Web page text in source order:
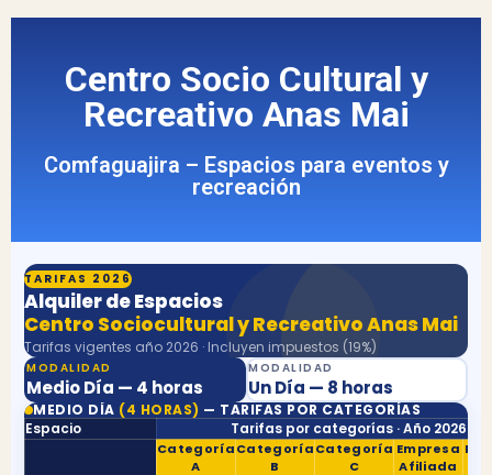
Centro Socio Cultural y
Recreativo Anas Mai
Comfaguajira – Espacios para eventos y
recreación
TARIFAS 2026
Alquiler de Espacios
Centro Sociocultural y Recreativo Anas Mai
Tarifas vigentes año 2026 · Incluyen impuestos (19%)
MODALIDAD
Medio Día — 4 horas
MODALIDAD
Un Día — 8 horas
MEDIO DÍA (4 HORAS) — TARIFAS POR CATEGORÍAS
Espacio
Tarifas por categorías · Año 2026
Categoría
A
Categoría
B
Categoría
C
Empresa
Afiliada